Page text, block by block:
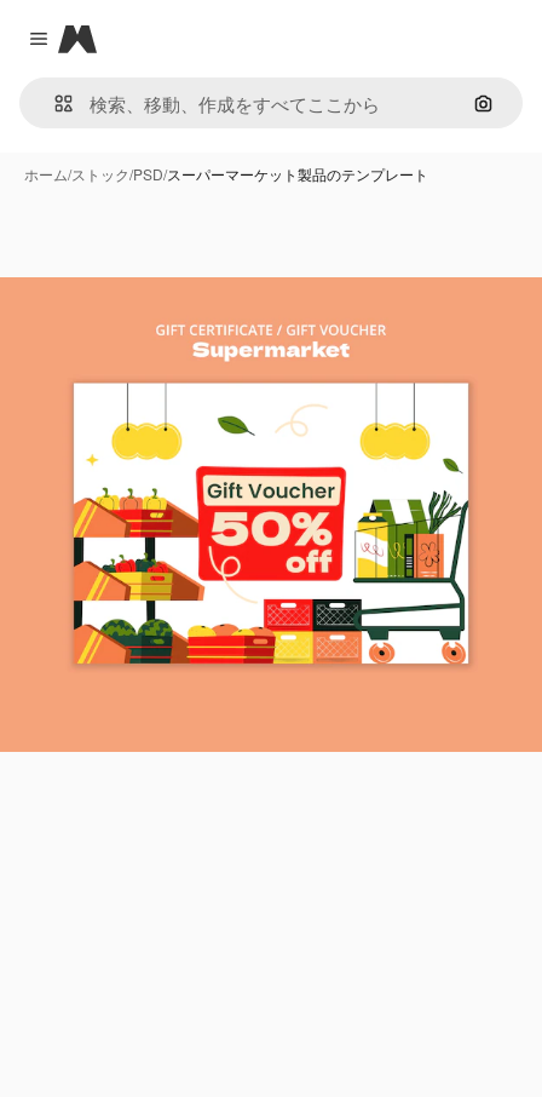
Close menu
Magnific
画像で
ホーム/ストック/PSD/スーパーマーケット製品のテンプレート